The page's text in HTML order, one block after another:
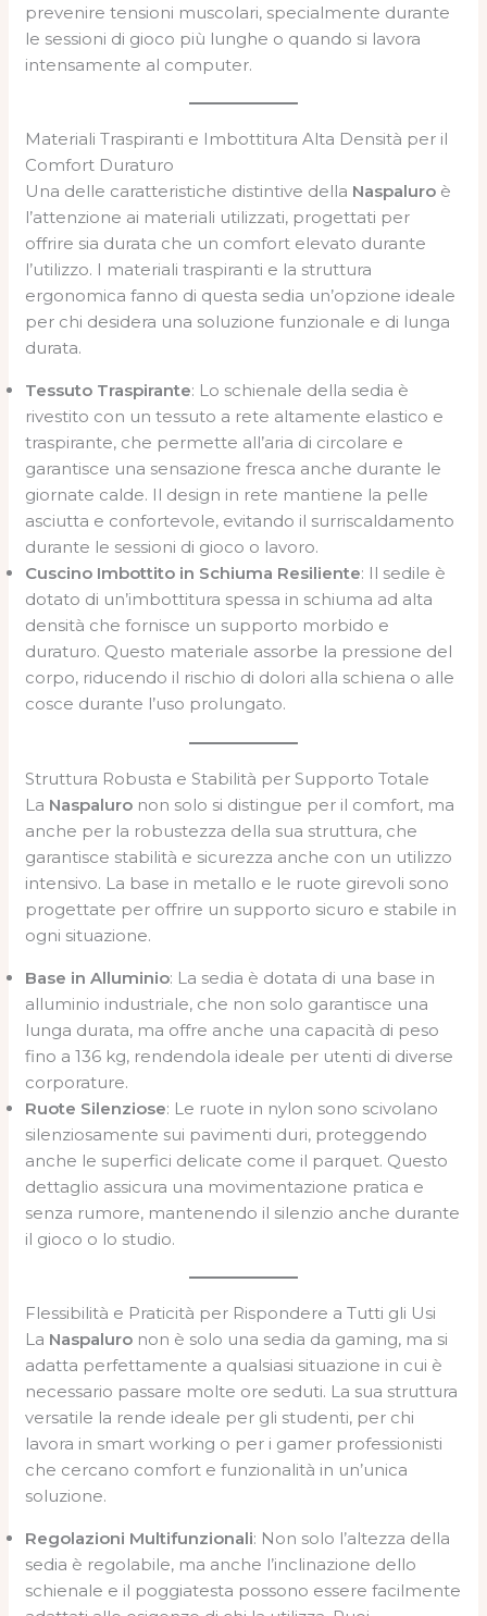
prevenire tensioni muscolari, specialmente durante
le sessioni di gioco più lunghe o quando si lavora
intensamente al computer.
Materiali Traspiranti e Imbottitura Alta Densità per il
Comfort Duraturo
Una delle caratteristiche distintive della Naspaluro è
l’attenzione ai materiali utilizzati, progettati per
offrire sia durata che un comfort elevato durante
l’utilizzo. I materiali traspiranti e la struttura
ergonomica fanno di questa sedia un’opzione ideale
per chi desidera una soluzione funzionale e di lunga
durata.
Tessuto Traspirante: Lo schienale della sedia è
rivestito con un tessuto a rete altamente elastico e
traspirante, che permette all’aria di circolare e
garantisce una sensazione fresca anche durante le
giornate calde. Il design in rete mantiene la pelle
asciutta e confortevole, evitando il surriscaldamento
durante le sessioni di gioco o lavoro.
Cuscino Imbottito in Schiuma Resiliente: Il sedile è
dotato di un’imbottitura spessa in schiuma ad alta
densità che fornisce un supporto morbido e
duraturo. Questo materiale assorbe la pressione del
corpo, riducendo il rischio di dolori alla schiena o alle
cosce durante l’uso prolungato.
Struttura Robusta e Stabilità per Supporto Totale
La Naspaluro non solo si distingue per il comfort, ma
anche per la robustezza della sua struttura, che
garantisce stabilità e sicurezza anche con un utilizzo
intensivo. La base in metallo e le ruote girevoli sono
progettate per offrire un supporto sicuro e stabile in
ogni situazione.
Base in Alluminio: La sedia è dotata di una base in
alluminio industriale, che non solo garantisce una
lunga durata, ma offre anche una capacità di peso
fino a 136 kg, rendendola ideale per utenti di diverse
corporature.
Ruote Silenziose: Le ruote in nylon sono scivolano
silenziosamente sui pavimenti duri, proteggendo
anche le superfici delicate come il parquet. Questo
dettaglio assicura una movimentazione pratica e
senza rumore, mantenendo il silenzio anche durante
il gioco o lo studio.
Flessibilità e Praticità per Rispondere a Tutti gli Usi
La Naspaluro non è solo una sedia da gaming, ma si
adatta perfettamente a qualsiasi situazione in cui è
necessario passare molte ore seduti. La sua struttura
versatile la rende ideale per gli studenti, per chi
lavora in smart working o per i gamer professionisti
che cercano comfort e funzionalità in un’unica
soluzione.
Regolazioni Multifunzionali: Non solo l’altezza della
sedia è regolabile, ma anche l’inclinazione dello
schienale e il poggiatesta possono essere facilmente